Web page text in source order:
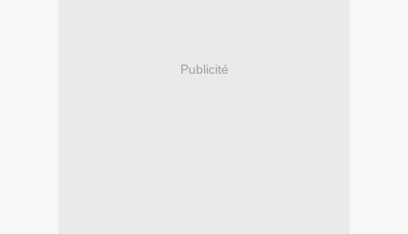
Publicité